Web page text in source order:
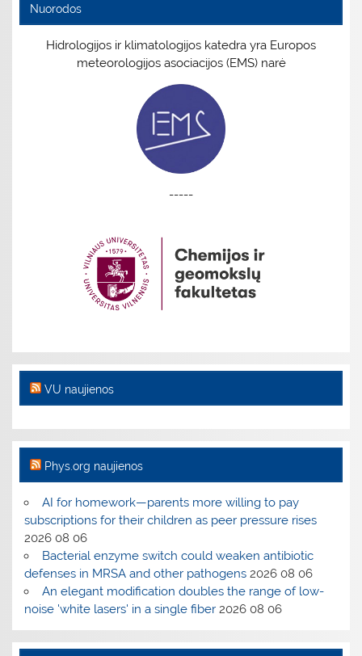
Nuorodos
Hidrologijos ir klimatologijos katedra yra Europos
meteorologijos asociacijos (EMS) narė
-----
VU naujienos
Phys.org naujienos
AI for homework—parents more willing to pay
subscriptions for their children as peer pressure rises
2026 08 06
Bacterial enzyme switch could weaken antibiotic
defenses in MRSA and other pathogens 2026 08 06
An elegant modification doubles the range of low-
noise 'white lasers' in a single fiber 2026 08 06